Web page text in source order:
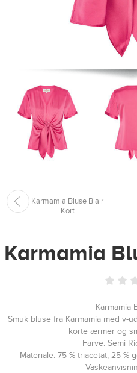
Karmamia Bluse Blair
Kort
Karmamia
Karmamia
Smuk bluse fra Karmamia med v-
korte ærmer og
Farve: Semi
Materiale: 75 % triacetat, 25 %